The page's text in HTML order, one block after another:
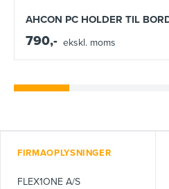
AHCON PC HOLDER TIL
790,- ekskl. moms
FIRMAOPLYSNINGER
FLEX1ONE A/S